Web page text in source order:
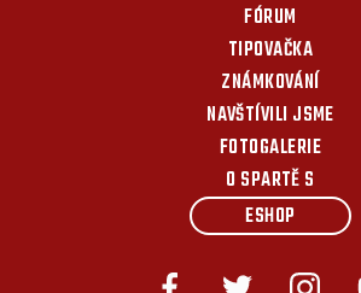
FÓRUM
TIPOVAČKA
ZNÁMKOVÁNÍ
NAVŠTÍVILI JSME
FOTOGALERIE
O SPARTĚ S
ESHOP